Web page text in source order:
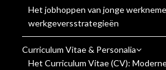
Het jobhoppen van jonge
werkgeversstrategieën
Curriculum Vitae & Personalia
Het Curriculum Vitae (CV):